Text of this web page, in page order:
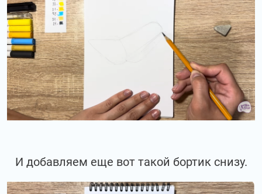
И добавляем еще вот такой бортик снизу.